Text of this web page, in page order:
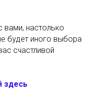
вами, настолько
будет иного выбора
счастливой
здесь